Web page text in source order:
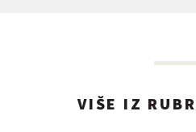
VIŠE IZ